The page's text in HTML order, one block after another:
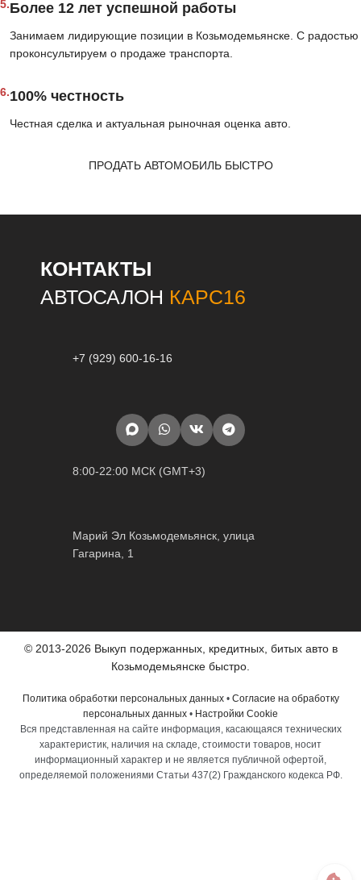
5.Более 12 лет успешной работы
Занимаем лидирующие позиции в Козьмодемьянске. С радостью
проконсультируем о продаже транспорта.
6.100% честность
Честная сделка и актуальная рыночная оценка авто.
ПРОДАТЬ АВТОМОБИЛЬ БЫСТРО
КОНТАКТЫ
АВТОСАЛОН КАРС16
+7 (929) 600-16-16
8:00-22:00 МСК (GMT+3)
Марий Эл Козьмодемьянск, улица
Гагарина, 1
© 2013-2026 Выкуп подержанных, кредитных, битых авто в
Козьмодемьянске быстро.
Политика обработки персональных данных• Согласие на обработку
персональных данных • Настройки Cookie
Вся представленная на сайте информация, касающаяся технических
характеристик, наличия на складе, стоимости товаров, носит
информационный характер и не является публичной офертой,
определяемой положениями Статьи 437(2) Гражданского кодекса РФ.